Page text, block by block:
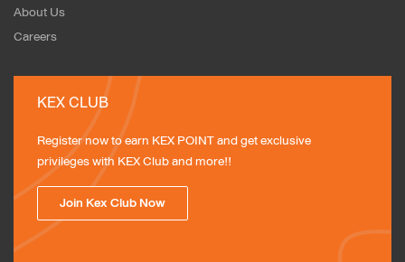
About Us
Careers
KEX CLUB
Register now to earn KEX POINT and get exclusive
privileges with KEX Club and more!!
Join Kex Club Now